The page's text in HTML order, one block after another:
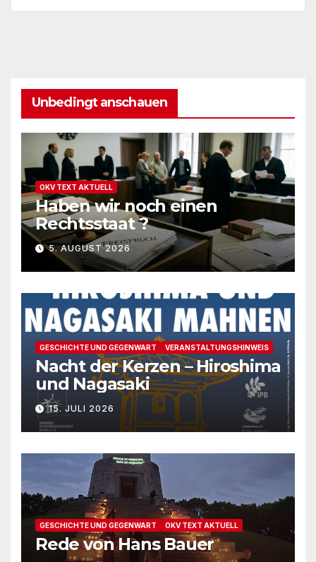
Unbedingt anschauen
OKV TEXT AKTUELL
Haben wir noch einen
Rechtsstaat ?
5. AUGUST 2026
GESCHICHTE UND GEGENWART VERANSTALTUNGSHINWEIS
Nacht der Kerzen – Hiroshima
und Nagasaki
15. JULI 2026
GESCHICHTE UND GEGENWART OKV TEXT AKTUELL
Rede von Hans Bauer